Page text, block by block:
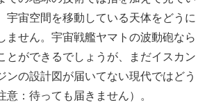
宇宙空間を移動している天体をどうに
ません。宇宙戦艦ヤマトの波動砲なら
とができるでしょうが、まだイスカン
ンの設計図が届いてない現代ではどう
意：待っても届きません）。